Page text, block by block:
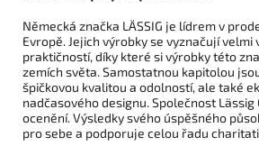
Německá značka LÄSSIG je lídrem v
Evropě. Jejich výrobky se vyznačují
praktičností, díky které si výrobky této
zemích světa. Samostatnou kapitolou
špičkovou kvalitou a odolností, ale také
nadčasového designu. Společnost
ocenění. Výsledky svého úspěšného
pro sebe a podporuje celou řadu